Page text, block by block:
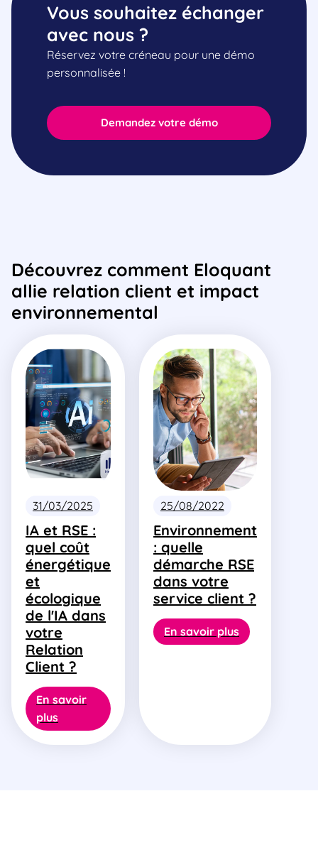
Demandez votre démo
Vous souhaitez échanger
avec nous ?
Réservez votre créneau pour une démo
personnalisée !
Découvrez comment Eloquant
allie relation client et impact
environnemental
31/03/2025
IA et RSE :
quel coût
énergétique
et
écologique
de l'IA dans
votre
Relation
Client ?
En savoir
plus
25/08/2022
Environnement
: quelle
démarche RSE
dans votre
service client ?
En savoir plus